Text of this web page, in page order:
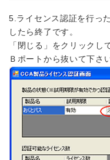
5.ライセンス認証を行っ
したら終了です。
「閉じる」をクリックし
Ｂポートから抜いて下さい